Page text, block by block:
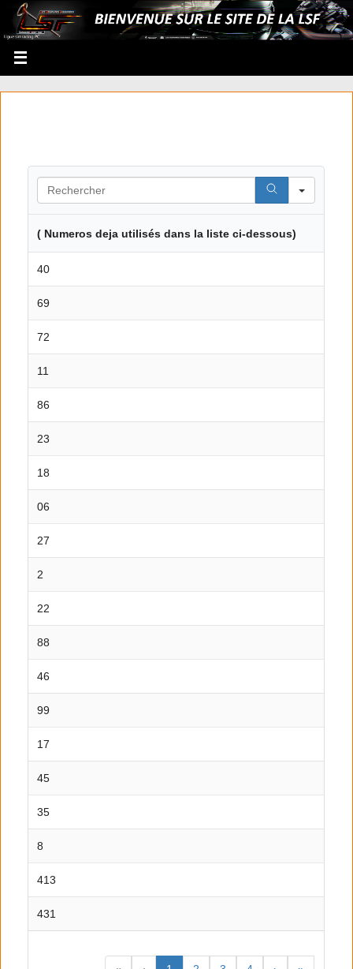
( Numeros deja utilisés dans la liste ci-dessous)
40
69
72
11
86
23
18
06
27
2
22
88
46
99
17
45
35
8
413
431